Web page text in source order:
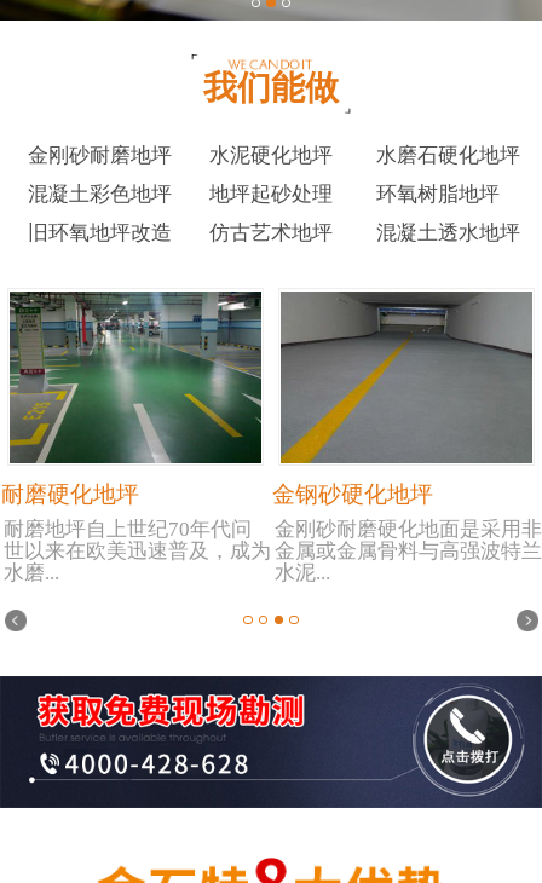
我们能做
金刚砂耐磨地坪 水泥硬化地坪
水磨石硬化地坪
混凝土彩色地坪
地坪起砂处理
环氧树脂地坪
旧环氧地坪改造
仿古艺术地坪 混凝土透水地坪
耐磨硬化地坪
耐磨地坪自上世纪70年代问
世以来在欧美迅速普及，成为
水磨...
金钢砂硬化地坪
金刚砂耐磨硬化地面是采用非
金属或金属骨料与高强波特兰
水泥...